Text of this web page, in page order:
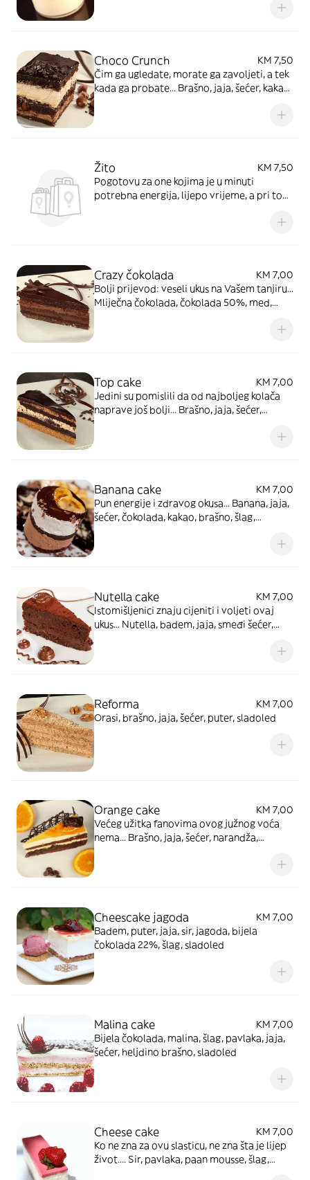
Choco Crunch
KM 7,50
Čim ga ugledate, morate ga zavoljeti, a tek
kada ga probate... Brašno, jaja, šećer, kakao,
Žito
KM 7,50
Pogotovu za one kojima je u minuti
potrebna energija, lijepo vrijeme, a pri tom
Crazy čokolada
KM 7,00
Bolji prijevod: veseli ukus na Vašem tanjiru...
Mliječna čokolada, čokolada 50%, med,
Top cake
KM 7,00
Jedini su pomislili da od najboljeg kolača
naprave još bolji... Brašno, jaja, šećer,
višnja, šlag, čokolada 50%, puter, sladoled
Banana cake
KM 7,00
Pun energije i zdravog okusa... Banana, jaja,
šećer, čokolada, kakao, brašno, šlag,
Nutella cake
KM 7,00
Istomišljenici znaju cijeniti i voljeti ovaj
ukus... Nutella, badem, jaja, smeđi šećer,
Reforma
KM 7,00
Orasi, brašno, jaja, šećer, puter, sladoled
Orange cake
KM 7,00
Većeg užitka fanovima ovog južnog voća
nema... Brašno, jaja, šećer, narandža,
Cheescake jagoda
KM 7,00
Badem, puter, jaja, sir, jagoda, bijela
čokolada 22%, šlag, sladoled
Malina cake
KM 7,00
Bijela čokolada, malina, šlag, pavlaka, jaja,
šećer, heljdino brašno, sladoled
Cheese cake
KM 7,00
Ko ne zna za ovu slasticu, ne zna šta je lijep
život.... Sir, pavlaka, paan mousse, šlag,